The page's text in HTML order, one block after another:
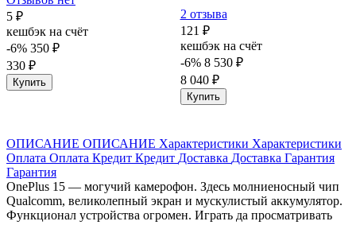
5 ₽
кешбэк на счёт
-6% 350 ₽
330 ₽
Купить
2 отзыва
121 ₽
кешбэк на счёт
-6% 8 530 ₽
8 040 ₽
Купить
ОПИСАНИЕ ОПИСАНИЕ Характеристики Характеристики
Оплата Оплата Кредит Кредит Доставка Доставка Гарантия
Гарантия
OnePlus 15 — могучий камерофон. Здесь молниеносный чип
Qualcomm, великолепный экран и мускулистый аккумулятор.
Функционал устройства огромен. Играть да просматривать